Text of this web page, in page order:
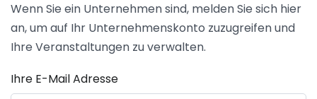
Wenn Sie ein Unternehmen sind, melden Sie sich hier
an, um auf Ihr Unternehmenskonto zuzugreifen und
Ihre Veranstaltungen zu verwalten.
Ihre E-Mail Adresse